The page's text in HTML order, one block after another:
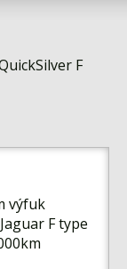
F
výfuk
F type